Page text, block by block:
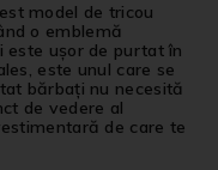
model de tricou
o emblemă
ușor de purtat în
este unul care se
bărbați nu necesită
de vedere al
de care te